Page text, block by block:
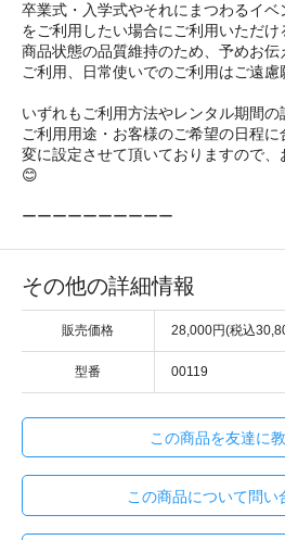
卒業式・入学式やそれにまつわるイ
をご利用したい場合にご利用いただけ
商品状態の品質維持のため、予めお
ご利用、日常使いでのご利用はご遠慮
いずれもご利用方法やレンタル期間の
ご利用用途・お客様のご希望の日程
変に設定させて頂いておりますので
😊
ーーーーーーーーーー
その他の詳細情報
販売価格 28,000円(税込
型番 00119
この商品を友達に
この商品について問い